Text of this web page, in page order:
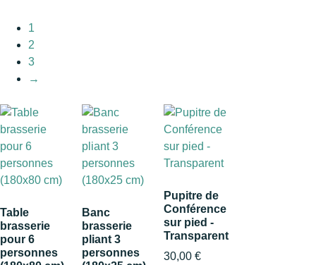
1
2
3
→
Table
brasserie
pour 6
personnes
Banc
brasserie
pliant 3
personnes
Pupitre de
Conférence
sur pied -
Transparent
30,00 €